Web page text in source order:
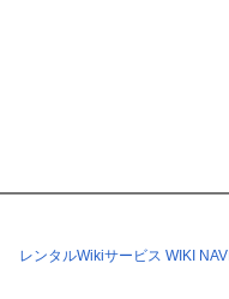
レンタルWikiサービス WIKI NAVI